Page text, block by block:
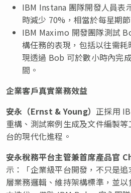
IBM Instana 團隊開發人員表
時減少 70%，相當於每星期
IBM Maximo 開發團隊測試
構任務的表現，包括以往需耗
現透過 Bob 可於數小時內完
間。
企業客戶真實業務效益
安永（Ernst & Young） 正採用
重構、測試案例生成及文件編製
台的現代化進程。
安永稅務平台主管兼首席產品官
示：「企業級平台開發，不只是
層業務邏輯、維持架構標準，並